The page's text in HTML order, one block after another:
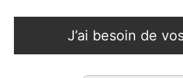
J’ai besoin de